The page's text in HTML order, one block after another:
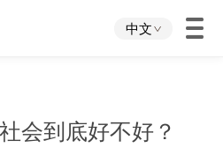
中文
会到底好不好？